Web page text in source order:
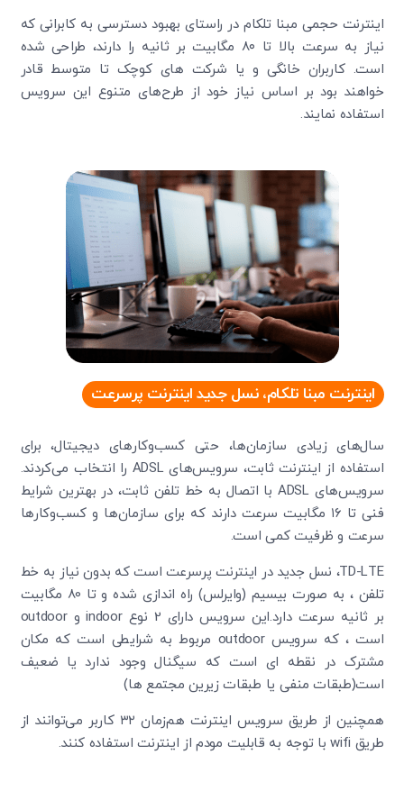
اینترنت حجمی مبنا تلکام در راستای بهبود دسترسی به کابرانی که
نیاز به سرعت بالا تا ۸۰ مگابیت بر ثانیه را دارند، طراحی شده
است. کاربران خانگی و یا شرکت های کوچک تا متوسط قادر
خواهند بود بر اساس نیاز خود از طرح‌های متنوع این سرویس
استفاده نمایند.
اینترنت مبنا تلکام، نسل جدید اینترنت پرسرعت
سال‌های زیادی سازمان‌ها، حتی کسب‌وکارهای دیجیتال، برای
استفاده از اینترنت ثابت، سرویس‌های ADSL را انتخاب می‌کردند.
سرویس‌های ADSL با اتصال به خط تلفن ثابت، در بهترین شرایط
فنی تا ۱۶ مگابیت سرعت دارند که برای سازمان‌ها و کسب‌وکارها
سرعت و ظرفیت کمی است.
TD-LTE، نسل جدید در اینترنت پرسرعت است که بدون نیاز به خط
تلفن ، به صورت بیسیم (وایرلس) راه اندازی شده و تا 80 مگابیت
بر ثانیه سرعت دارد.این سرویس دارای 2 نوع indoor و outdoor
است ، که سرویس outdoor مربوط به شرایطی است که مکان
مشترک در نقطه ای است که سیگنال وجود ندارد یا ضعیف
است(طبقات منفی یا طبقات زیرین مجتمع ها)
همچنین از طریق سرویس اینترنت هم‌زمان ۳۲ کاربر می‌توانند از
طریق wifi با توجه به قابلیت مودم از اینترنت استفاده کنند.